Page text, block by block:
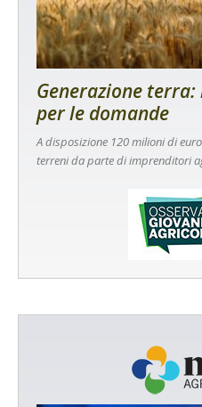
Generazione
per le domande
A disposizione 120 milioni di
terreni da parte di imprenditori